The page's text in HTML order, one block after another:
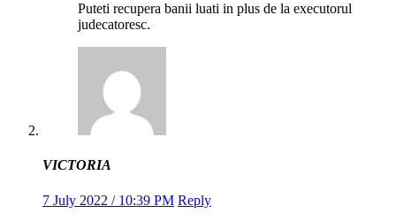
Puteti recupera banii luati in plus de la executorul
judecatoresc.
VICTORIA
7 July 2022 / 10:39 PM Reply